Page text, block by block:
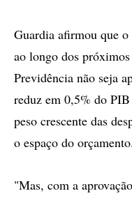
Guardia afirmou que o
ao longo dos
Previdência não seja
reduz em 0,5% do
peso crescente das
o espaço do orçamento.
"Mas, com a